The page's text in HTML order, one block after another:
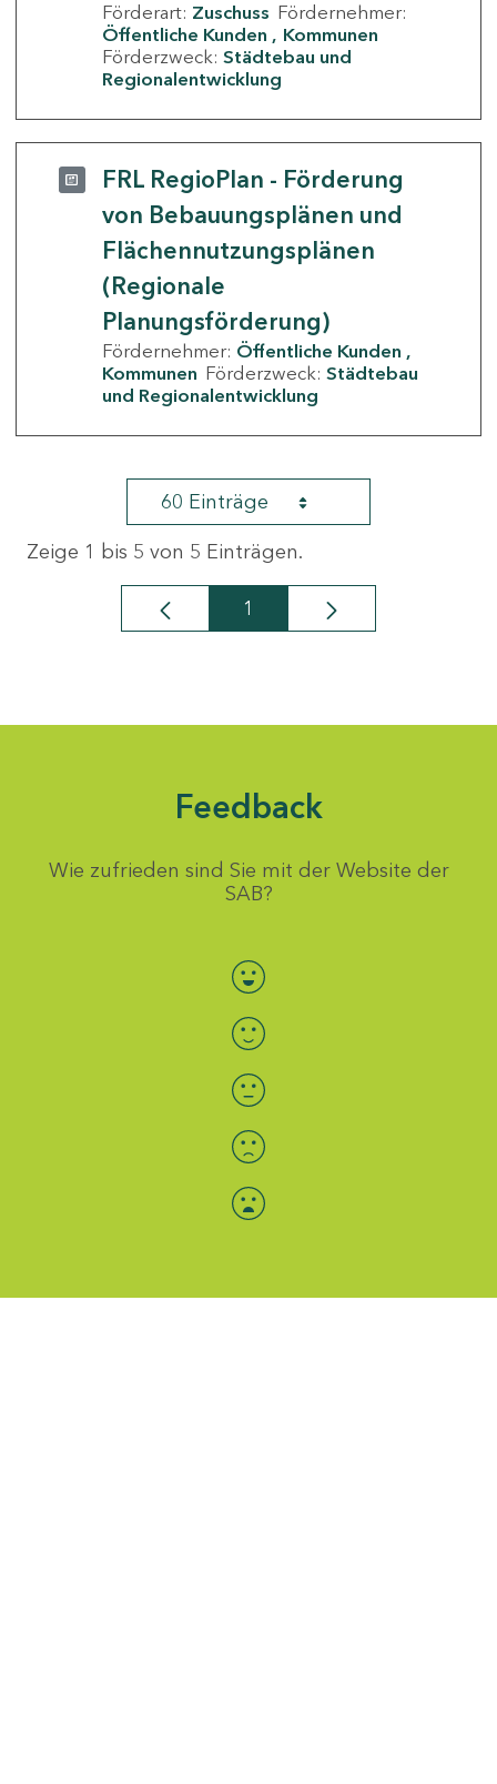
Förderart: Zuschuss Fördernehmer:
Öffentliche Kunden
Kommunen
Förderzweck: Städtebau und
Regionalentwicklung
FRL RegioPlan - Förderung
von Bebauungsplänen und
Flächennutzungsplänen
(Regionale
Planungsförderung)
Fördernehmer: Öffentliche Kunden
Kommunen Förderzweck: Städtebau
und Regionalentwicklung
60 Einträge
Zeige 1 bis 5 von 5 Einträgen.
Seite
1
Feedback
Wie zufrieden sind Sie mit der Website der
SAB?
Bewertung auswählen